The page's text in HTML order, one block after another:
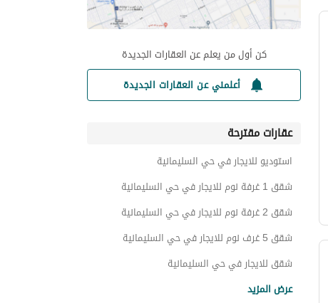
كن أول من يعلم عن العقارات الجديدة
أعلمني عن العقارات الجديدة
عقارات مقترحة
استوديو للايجار في حي السليمانية
شقق 1 غرفة نوم للايجار في حي السليمانية
شقق 2 غرفة نوم للايجار في حي السليمانية
شقق 5 غرف نوم للايجار في حي السليمانية
شقق للايجار في حي السليمانية
عرض المزيد